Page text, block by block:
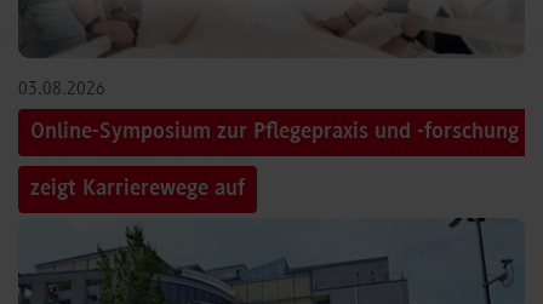
03.08.2026
Online-Symposium zur Pflegepraxis und -forschung
zeigt Karrierewege auf